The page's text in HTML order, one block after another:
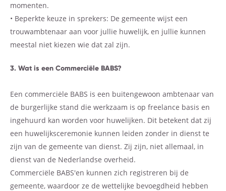
momenten.
• Beperkte keuze in sprekers: De gemeente wijst een
trouwambtenaar aan voor jullie huwelijk, en jullie kunnen
meestal niet kiezen wie dat zal zijn.
3. Wat is een Commerciële BABS?
Een commerciële BABS is een buitengewoon ambtenaar van
de burgerlijke stand die werkzaam is op freelance basis en
ingehuurd kan worden voor huwelijken. Dit betekent dat zij
een huwelijksceremonie kunnen leiden zonder in dienst te
zijn van de gemeente van dienst. Zij zijn, niet allemaal, in
dienst van de Nederlandse overheid.
Commerciële BABS'en kunnen zich registreren bij de
gemeente, waardoor ze de wettelijke bevoegdheid hebben